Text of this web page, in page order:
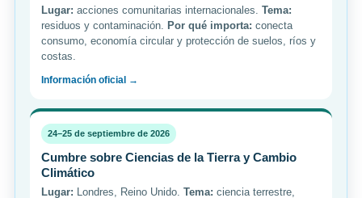
Lugar: acciones comunitarias internacionales. Tema:
residuos y contaminación.
Por qué importa: conecta
consumo, economía circular y protección de suelos, ríos y
costas.
Información oficial →
24–25 de septiembre de 2026
Cumbre sobre Ciencias de la Tierra y Cambio
Climático
Lugar: Londres, Reino Unido. Tema: ciencia terrestre,